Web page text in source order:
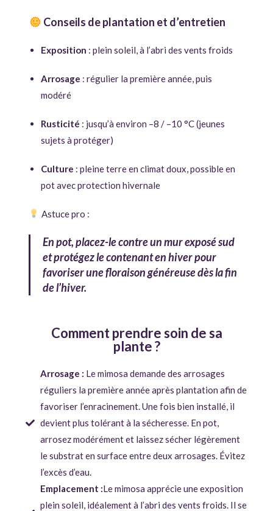
Conseils de plantation et d’entretien
Exposition : plein soleil, à l’abri des vents froids
Arrosage : régulier la première année, puis
modéré
Rusticité : jusqu’à environ –8 / –10 °C (jeunes
sujets à protéger)
Culture : pleine terre en climat doux, possible en
pot avec protection hivernale
Astuce pro :
En pot, placez-le contre un mur exposé sud
et protégez le contenant en hiver pour
favoriser une floraison généreuse dès la fin
de l’hiver.
Comment prendre soin de sa
plante ?
Arrosage : Le mimosa demande des arrosages
réguliers la première année après plantation afin de
favoriser l’enracinement. Une fois bien installé, il
devient plus tolérant à la sécheresse. En pot,
arrosez modérément et laissez sécher légèrement
le substrat en surface entre deux arrosages. Évitez
l’excès d’eau.
Emplacement :Le mimosa apprécie une exposition
plein soleil, idéalement à l’abri des vents froids. Il se